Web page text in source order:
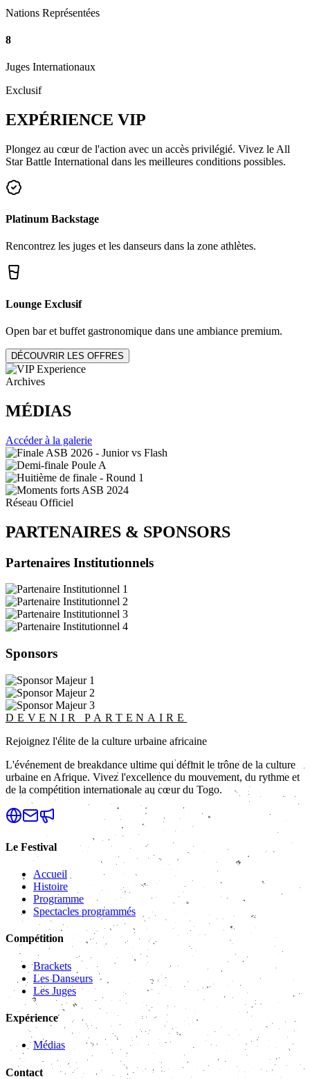
Nations Représentées
8
Juges Internationaux
Exclusif
EXPÉRIENCE VIP
Plongez au cœur de l'action avec un accès privilégié. Vivez le All
Star Battle International dans les meilleures conditions possibles.
Platinum Backstage
Rencontrez les juges et les danseurs dans la zone athlètes.
Lounge Exclusif
Open bar et buffet gastronomique dans une ambiance premium.
DÉCOUVRIR LES OFFRES
Archives
MÉDIAS
Accéder à la galerie
Réseau Officiel
PARTENAIRES & SPONSORS
Partenaires Institutionnels
Sponsors
DEVENIR PARTENAIRE
Rejoignez l'élite de la culture urbaine africaine
L'événement de breakdance ultime qui définit le trône de la culture
urbaine en Afrique. Vivez l'excellence du mouvement, du rythme et
de la compétition internationale au cœur du Togo.
Le Festival
Accueil
Histoire
Programme
Spectacles programmés
Compétition
Brackets
Les Danseurs
Les Juges
Expérience
Médias
Contact